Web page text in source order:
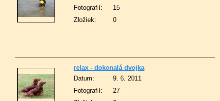
Fotografií:
15
Zložiek:
0
relax - dokonalá dvojka
Datum:
9. 6. 2011
Fotografií:
27